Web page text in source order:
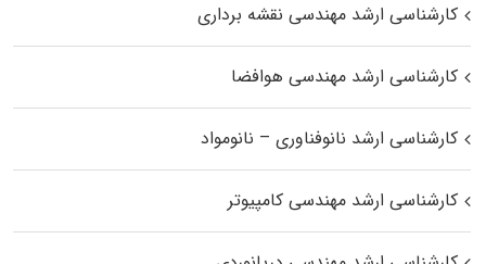
کارشناسی ارشد مهندسی نقشه برداری
کارشناسی ارشد مهندسی هوافضا
کارشناسی ارشد نانوفناوری – نانومواد
کارشناسی ارشد مهندسی کامپیوتر